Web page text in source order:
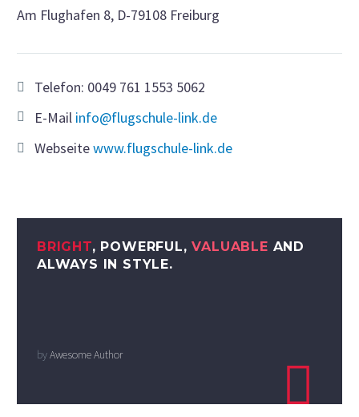
Am Flughafen 8, D-79108 Freiburg
Telefon: 0049 761 1553 5062
E-Mail info@flugschule-link.de
Webseitewww.flugschule-link.de
BRIGHT, POWERFUL,VALUABLE AND
ALWAYS IN STYLE.
byAwesome Author
